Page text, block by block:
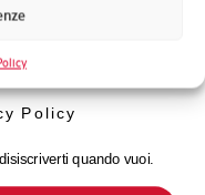
novità di
Policy
quando vuoi.